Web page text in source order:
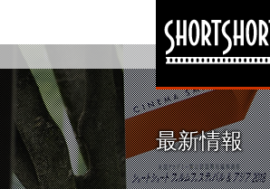
最新情報